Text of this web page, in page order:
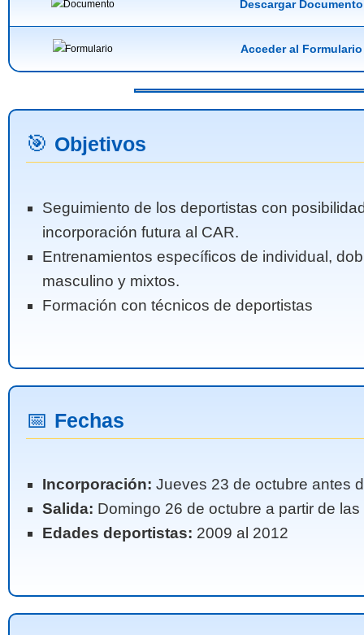
Descargar
Acceder al
🎯 Objetivos
Seguimiento de los deportistas con
incorporación futura al CAR.
Entrenamientos específicos de individual,
masculino y mixtos.
Formación con técnicos de deportistas
📅 Fechas
Incorporación: Jueves 23 de octubre antes
Salida: Domingo 26 de octubre a partir de las
Edades deportistas: 2009 al 2012